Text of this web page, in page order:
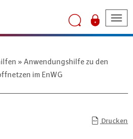
Anwendungshilfe zu den
im EnWG
Drucken